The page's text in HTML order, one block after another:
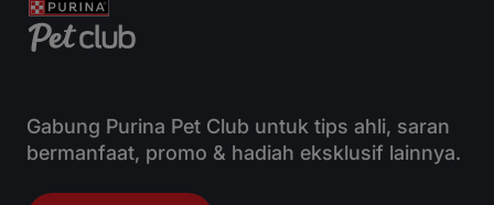
Gabung Purina Pet Club untuk tips ahli, saran
bermanfaat, promo & hadiah eksklusif lainnya.